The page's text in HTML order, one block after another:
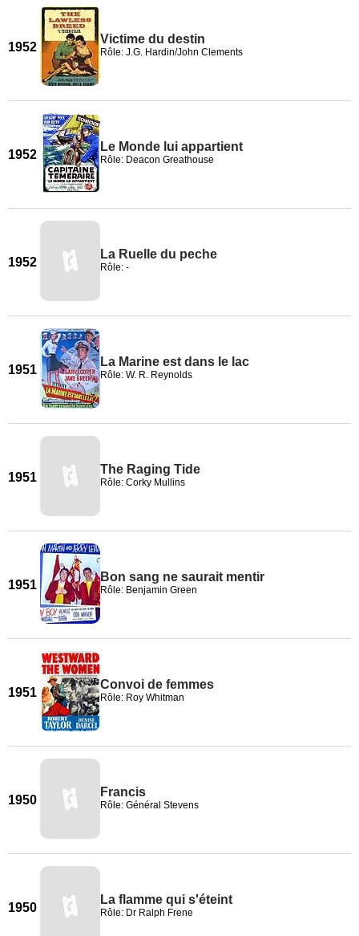
1952
Victime du destin
Rôle: J.G. Hardin/John Clements
1952
Le Monde lui appartient
Rôle: Deacon Greathouse
1952
La Ruelle du peche
Rôle: -
1951
La Marine est dans le lac
Rôle: W. R. Reynolds
1951
The Raging Tide
Rôle: Corky Mullins
1951
Bon sang ne saurait mentir
Rôle: Benjamin Green
1951
Convoi de femmes
Rôle: Roy Whitman
1950
Francis
Rôle: Général Stevens
1950
La flamme qui s'éteint
Rôle: Dr Ralph Frene